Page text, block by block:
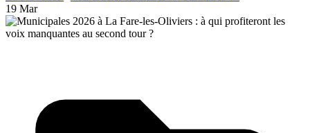
19 Mar